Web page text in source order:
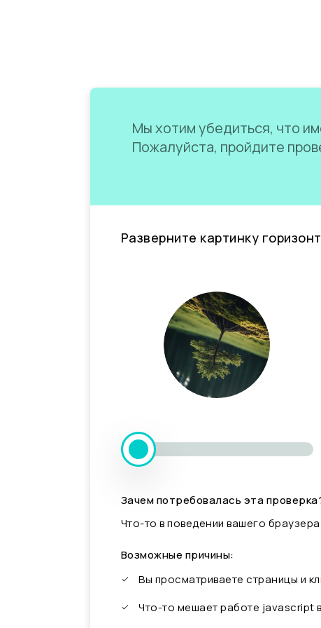
Мы хотим убедиться, что
Пожалуйста, пройдите
Разверните картинку
Зачем потребовалась эта
Что-то в поведении вашего
Возможные причины:
Вы просматриваете страницы и
Что-то мешает работе javascript